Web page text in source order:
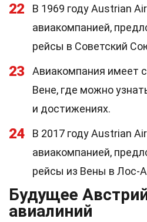
22
В 1969 году Austrian
авиакомпанией,
рейсы в Советский
23
Авиакомпания имеет
Вене, где можно
и достижениях.
24
В 2017 году Austrian
авиакомпанией,
рейсы из Вены в Лос-
Будущее
авиалиний